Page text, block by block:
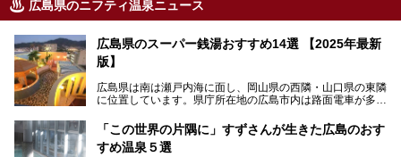
広島県のニフティ温泉ニュース
広島県のスーパー銭湯おすすめ14選 【2025年最新
版】
広島県は南は瀬戸内海に面し、岡山県の西隣・山口県の東隣
に位置しています。県庁所在地の広島市内は路面電車が多数
厳島神社と原爆ドームの2つの世界文化遺産があり、年間を
通して多数の観光客が訪れます。工業都市として栄えた呉市
や、坂の町・尾道市など、ゆっくり訪れたい町や観光スポッ
「この世界の片隅に」すずさんが生きた広島のおす
すめ温泉５選